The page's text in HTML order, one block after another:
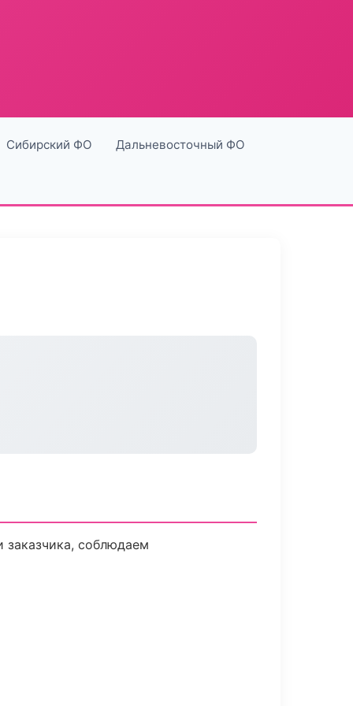
Сибирский ФО Дальневосточный ФО
соблюдаем